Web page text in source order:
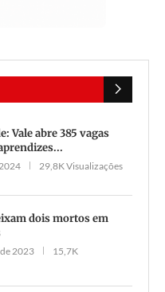
Vale abre 385 vagas
29,8K Visualizações
dois mortos em
2023
15,7K